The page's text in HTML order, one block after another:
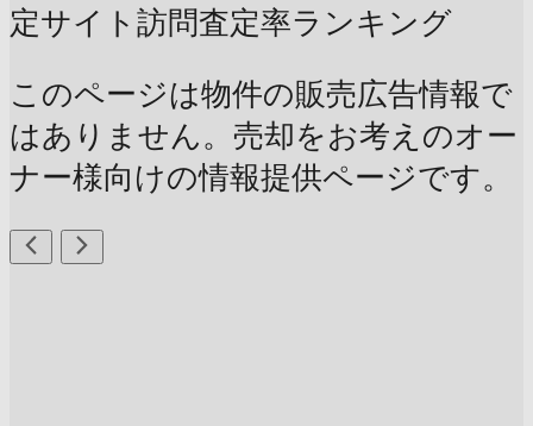
定サイト訪問査定率ランキング
このページは物件の販売広告情報で
はありません。売却をお考えのオー
ナー様向けの情報提供ページです。